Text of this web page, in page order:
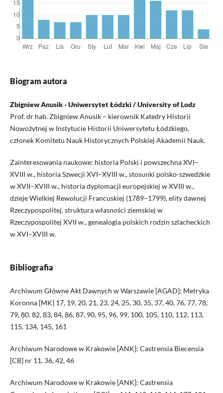
Biogram autora
Zbigniew Anusik - Uniwersytet Łódzki / University of Lodz
Prof. dr hab. Zbigniew Anusik – kierownik Katedry Historii
Nowożytnej w Instytucie Historii Uniwersytetu Łódzkiego,
członek Komitetu Nauk Historycznych Polskiej Akademii Nauk.
Zainteresowania naukowe: historia Polski i powszechna XVI–
XVIII w., historia Szwecji XVI–XVIII w., stosunki polsko-szwedzkie
w XVII–XVIII w., historia dyplomacji europejskiej w XVIII w.,
dzieje Wielkiej Rewolucji Francuskiej (1789–1799), elity dawnej
Rzeczypospolitej, struktura własności ziemskiej w
Rzeczypospolitej XVII w., genealogia polskich rodzin szlacheckich
w XVI–XVIII w.
Bibliografia
Archiwum Główne Akt Dawnych w Warszawie [AGAD]: Metryka
Koronna [MK] 17, 19, 20, 21, 23, 24, 25, 30, 35, 37, 40, 76, 77, 78,
79, 80. 82, 83, 84, 86, 87, 90, 95, 96, 99, 100, 105, 110, 112, 113,
115, 134, 145, 161
Archiwum Narodowe w Krakowie [ANK]: Castrensia Biecensia
[CB] nr 11, 36, 42, 46
Archiwum Narodowe w Krakowie [ANK]: Castrensia